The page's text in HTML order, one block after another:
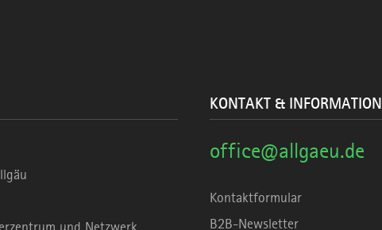
und Netzwerk
KONTAKT & INFORMATION
office@allgaeu.de
Kontaktformular
B2B-Newsletter